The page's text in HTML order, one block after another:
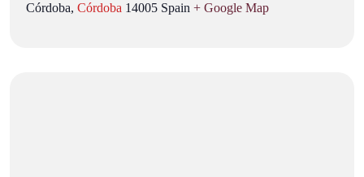
Córdoba, Córdoba 14005 Spain + Google Map